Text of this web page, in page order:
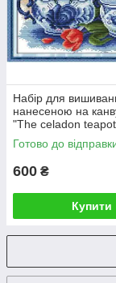
Набір для
нанесеною на
"The celadon
14CT printed ,
Готово до
600 ₴
Купити